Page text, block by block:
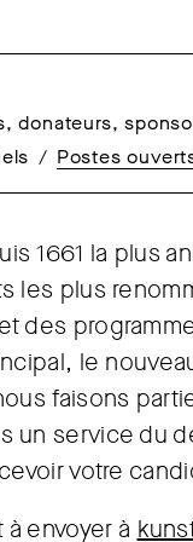
donateurs,
Postes
1661 la plus
les plus
des
le
faisons
un service du
votre
envoyer à